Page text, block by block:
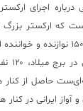
اجرای
که ارکستر بزرگ
می‌رود. این ارکستر شامل ۱۵۰
حاصل از کنار
و آواز ایرانی در